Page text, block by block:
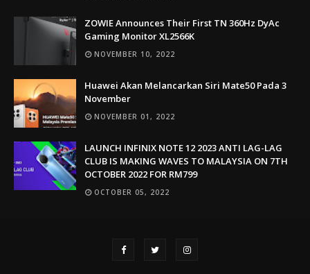
ZOWIE Announces Their First TN 360Hz DyAc
Gaming Monitor XL2566K
NOVEMBER 10, 2022
Huawei Akan Melancarkan Siri Mate50 Pada 3
November
NOVEMBER 01, 2022
LAUNCH INFINIX NOTE 12 2023 ANTI LAG-LAG
CLUB IS MAKING WAVES TO MALAYSIA ON 7TH
OCTOBER 2022 FOR RM799
OCTOBER 05, 2022